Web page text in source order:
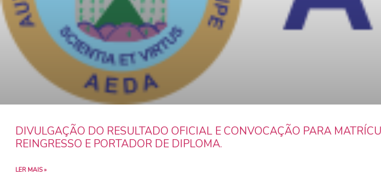
DIVULGAÇÃO DO RESULTADO OFICIAL E CONVOCAÇÃO PARA
REINGRESSO E PORTADOR DE DIPLOMA.
LER MAIS »